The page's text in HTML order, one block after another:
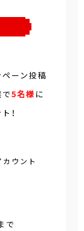
ーン投稿
で5名様 に
！
ウント
で